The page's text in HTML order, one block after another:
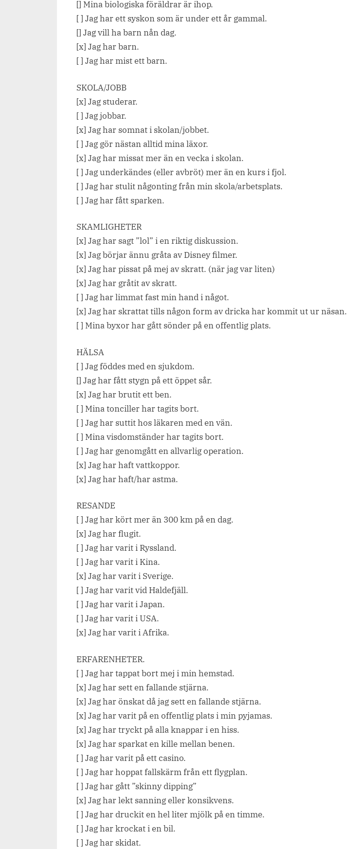
[] Mina biologiska föräldrar är ihop.
[ ] Jag har ett syskon som är under ett år gammal.
[] Jag vill ha barn nån dag.
[x] Jag har barn.
[ ] Jag har mist ett barn.
SKOLA/JOBB
[x] Jag studerar.
[ ] Jag jobbar.
[x] Jag har somnat i skolan/jobbet.
[ ] Jag gör nästan alltid mina läxor.
[x] Jag har missat mer än en vecka i skolan.
[ ] Jag underkändes (eller avbröt) mer än en kurs i fjol.
[ ] Jag har stulit någonting från min skola/arbetsplats.
[ ] Jag har fått sparken.
SKAMLIGHETER
[x] Jag har sagt ”lol” i en riktig diskussion.
[x] Jag börjar ännu gråta av Disney filmer.
[x] Jag har pissat på mej av skratt. (när jag var liten)
[x] Jag har gråtit av skratt.
[ ] Jag har limmat fast min hand i något.
[x] Jag har skrattat tills någon form av dricka har kommit ut ur näsan.
[ ] Mina byxor har gått sönder på en offentlig plats.
HÄLSA
[ ] Jag föddes med en sjukdom.
[] Jag har fått stygn på ett öppet sår.
[x] Jag har brutit ett ben.
[ ] Mina tonciller har tagits bort.
[ ] Jag har suttit hos läkaren med en vän.
[ ] Mina visdomständer har tagits bort.
[ ] Jag har genomgått en allvarlig operation.
[x] Jag har haft vattkoppor.
[x] Jag har haft/har astma.
RESANDE
[ ] Jag har kört mer än 300 km på en dag.
[x] Jag har flugit.
[ ] Jag har varit i Ryssland.
[ ] Jag har varit i Kina.
[x] Jag har varit i Sverige.
[ ] Jag har varit vid Haldefjäll.
[ ] Jag har varit i Japan.
[ ] Jag har varit i USA.
[x] Jag har varit i Afrika.
ERFARENHETER.
[ ] Jag har tappat bort mej i min hemstad.
[x] Jag har sett en fallande stjärna.
[x] Jag har önskat då jag sett en fallande stjärna.
[x] Jag har varit på en offentlig plats i min pyjamas.
[x] Jag har tryckt på alla knappar i en hiss.
[x] Jag har sparkat en kille mellan benen.
[ ] Jag har varit på ett casino.
[ ] Jag har hoppat fallskärm från ett flygplan.
[ ] Jag har gått ”skinny dipping”
[x] Jag har lekt sanning eller konsikvens.
[ ] Jag har druckit en hel liter mjölk på en timme.
[ ] Jag har krockat i en bil.
[ ] Jag har skidat.